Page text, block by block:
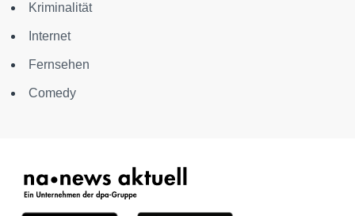
Kriminalität
Internet
Fernsehen
Comedy